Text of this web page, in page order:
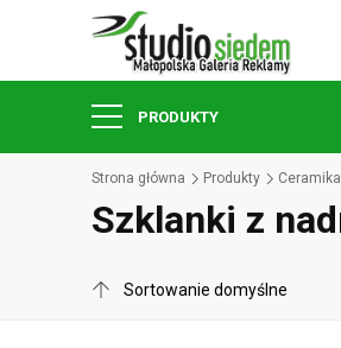
PRODUKTY
Strona główna Produkty Ceramika
Szklanki z